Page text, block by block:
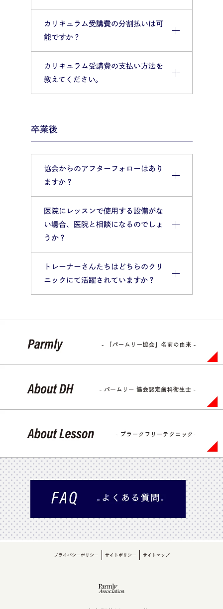
カリキュラム受講費の分割払いは可
能ですか？
カリキュラム受講費の支払い方法を
教えてください。
卒業後
協会からのアフターフォローはあり
ますか？
医院にレッスンで使用する設備がな
い場合、医院と相談になるのでしょ
うか？
トレーナーさんたちはどちらのクリ
ニックにて活躍されていますか？
プライバシーポリシー サイトポリシー サイトマップ